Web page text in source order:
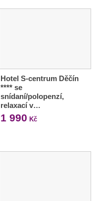
Hotel S-centrum Děčín
**** se
snídaní/polopenzí,
relaxací v…
1 990 Kč